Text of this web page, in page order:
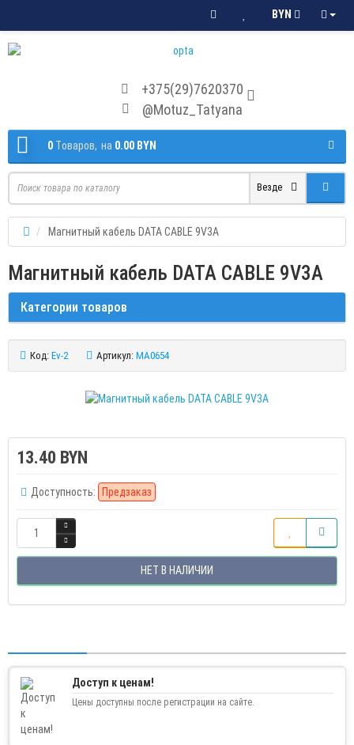
BYN
+375(29)7620370
@Motuz_Tatyana
0 Tоваров, на 0.00 BYN
Везде
Магнитный кабель DATA CABLE 9V3A
Магнитный кабель DATA CABLE 9V3A
Категории товаров
Код: Ev-2 Артикул: MA0654
13.40 BYN
Доступность: Предзаказ
НЕТ В НАЛИЧИИ
Доступ к ценам!
Цены доступны после регистрации на сайте.